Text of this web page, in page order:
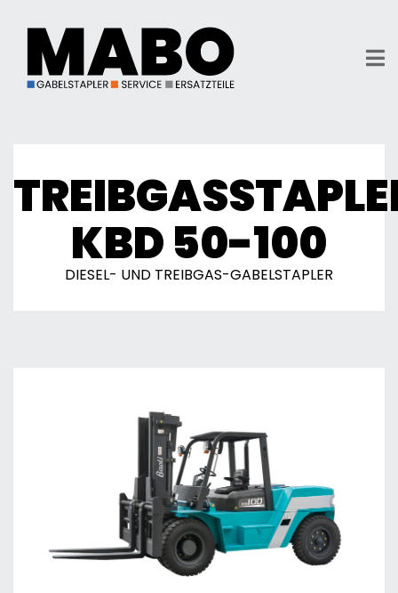
KBD 50-100
DIESEL- UND TREIBGAS-GABELSTAPLER